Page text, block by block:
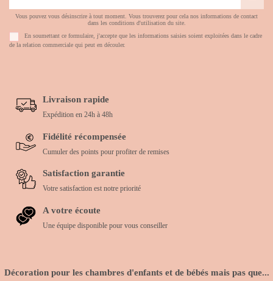
Vous pouvez vous désinscrire à tout moment. Vous trouverez pour cela nos informations de contact
dans les conditions d'utilisation du site.
En soumettant ce formulaire, j'accepte que les informations saisies soient exploitées dans le cadre
de la relation commerciale qui peut en découler.
Livraison rapide
Expédition en 24h à 48h
Fidélité récompensée
Cumuler des points pour profiter de remises
Satisfaction garantie
Votre satisfaction est notre priorité
A votre écoute
Une équipe disponible pour vous conseiller
Décoration pour les chambres d'enfants et de bébés mais pas que...